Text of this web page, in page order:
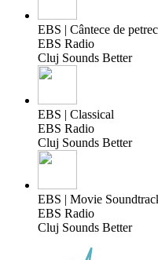
EBS | Cântece de
EBS Radio
Cluj Sounds Better
EBS | Classical
EBS Radio
Cluj Sounds Better
EBS | Movie
EBS Radio
Cluj Sounds Better